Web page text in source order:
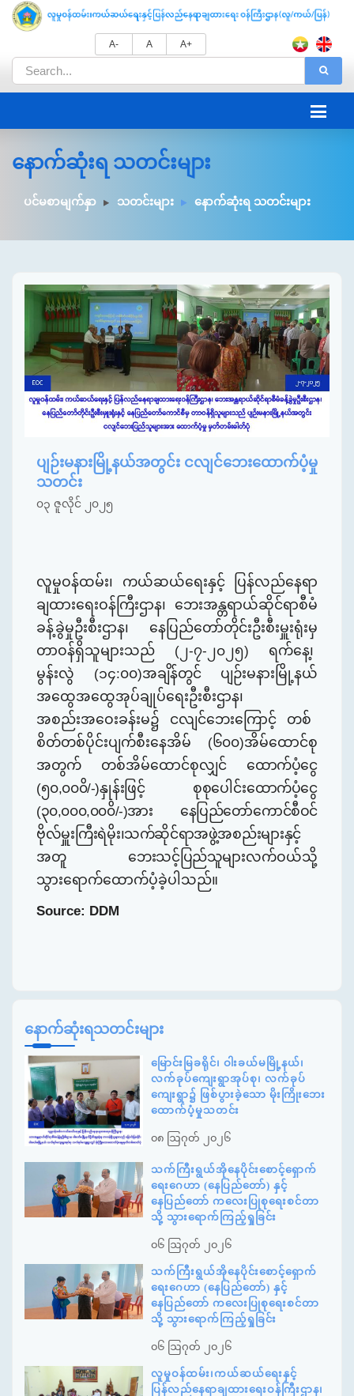
A- A A+
နောက်ဆုံးရ သတင်းများ
ပင်မစာမျက်နှာ သတင်းများ နောက်ဆုံးရ သတင်းများ
ပျဉ်းမနားမြို့နယ်အတွင်း ငလျင်ဘေးထောက်ပံ့မှု
သတင်း
၀၃ ဇူလိုင် ၂၀၂၅
လူမှုဝန်ထမ်း၊ ကယ်ဆယ်ရေးနှင့် ပြန်လည်နေရာ
ချထားရေးဝန်ကြီးဌာန၊ ဘေးအန္တရာယ်ဆိုင်ရာစီမံ
ခန့်ခွဲမှုဦးစီးဌာန၊ နေပြည်တော်တိုင်းဦးစီးမှူးရုံးမှ
တာဝန်ရှိသူများသည် (၂-၇-၂၀၂၅) ရက်နေ့၊
မွန်းလွဲ (၁၄:၀၀)အချိန်တွင် ပျဉ်းမနားမြို့နယ်
အထွေအထွေအုပ်ချုပ်ရေးဦးစီးဌာန၊
အစည်းအဝေးခန်းမ၌ ငလျင်ဘေးကြောင့် တစ်
စိတ်တစ်ပိုင်းပျက်စီးနေအိမ် (၆၀၀)အိမ်ထောင်စု
အတွက် တစ်အိမ်ထောင်စုလျှင် ထောက်ပံ့ငွေ
(၅၀,၀၀၀ိ/-)နှုန်းဖြင့် စုစုပေါင်းထောက်ပံ့ငွေ
(၃၀,၀၀၀,၀၀၀ိ/-)အား နေပြည်တော်ကောင်စီဝင်
ဗိုလ်မှူးကြီးရဲမိုး၊သက်ဆိုင်ရာအဖွဲ့အစည်းများနှင့်
အတူ ဘေးသင့်ပြည်သူများလက်ဝယ်သို့
သွားရောက်ထောက်ပံ့ခဲ့ပါသည်။
Source: DDM
နောက်ဆုံးရသတင်းများ
မြောင်းမြခရိုင်၊ ဝါးခယ်မမြို့နယ်၊
လက်ခုပ်ကျေးရွာအုပ်စု၊ လက်ခုပ်
ကျေးရွာ၌ ဖြစ်ပွားခဲ့သော မိုးကြိုးဘေး
ထောက်ပံ့မှုသတင်း
၀၈ ဩဂုတ် ၂၀၂၆
သက်ကြီးရွယ်အိုနေပိုင်းစောင့်ရှောက်
ရေးဂေဟာ (နေပြည်တော်) နှင့်
နေပြည်တော် ကလေးပြုစုရေးစင်တာ
သို့ သွားရောက်ကြည့်ရှုခြင်း
၀၆ ဩဂုတ် ၂၀၂၆
သက်ကြီးရွယ်အိုနေပိုင်းစောင့်ရှောက်
ရေးဂေဟာ (နေပြည်တော်) နှင့်
နေပြည်တော် ကလေးပြုစုရေးစင်တာ
သို့ သွားရောက်ကြည့်ရှုခြင်း
၀၆ ဩဂုတ် ၂၀၂၆
လူမှုဝန်ထမ်း၊ကယ်ဆယ်ရေးနှင့်
ပြန်လည်နေရာချထားရေးဝန်ကြီးဌာန၊